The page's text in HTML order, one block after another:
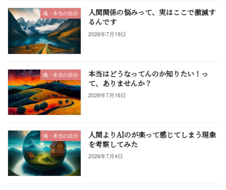
魂・本当の自分
人間関係の悩みって、実はここで激減す
るんです
2026年7月19日
魂・本当の自分
本当はどうなってんのか知りたい！っ
て、ありませんか？
2026年7月16日
魂・本当の自分
人間よりAIのが楽って感じてしまう現象
を考察してみた
2026年7月4日